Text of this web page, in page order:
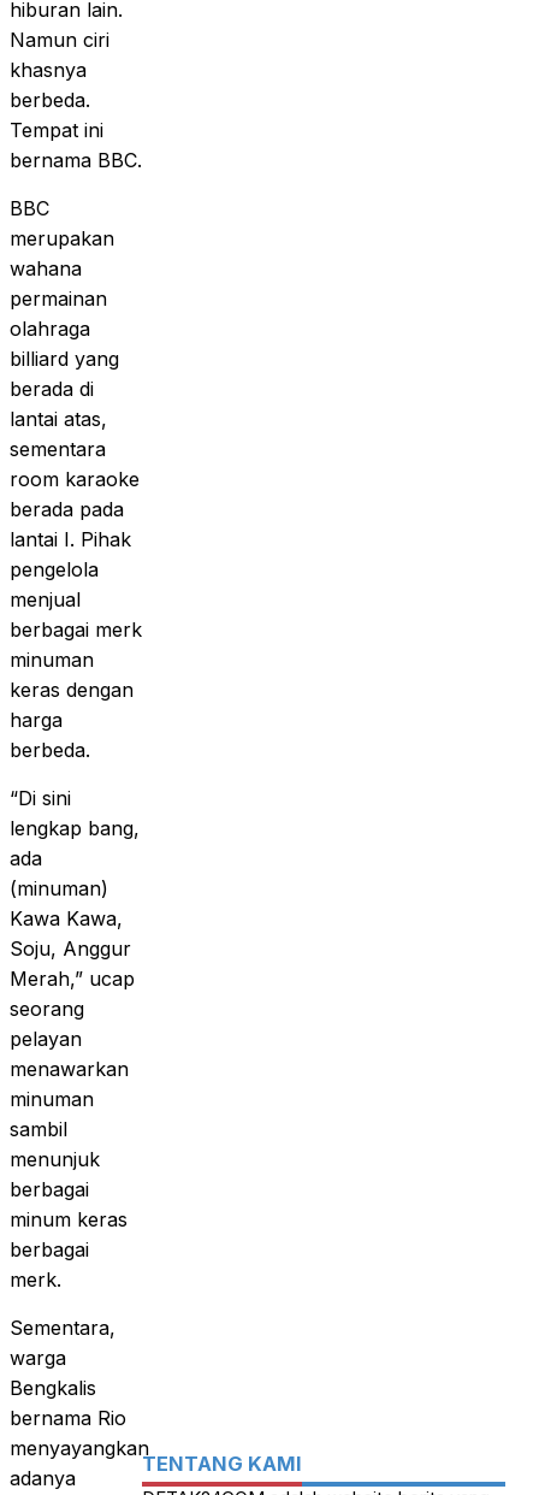
hiburan lain.
Namun ciri
khasnya
berbeda.
Tempat ini
bernama BBC.
BBC
merupakan
wahana
permainan
olahraga
billiard yang
berada di
lantai atas,
sementara
room karaoke
berada pada
lantai I. Pihak
pengelola
menjual
berbagai merk
minuman
keras dengan
harga
berbeda.
“Di sini
lengkap bang,
ada
(minuman)
Kawa Kawa,
Soju, Anggur
Merah,” ucap
seorang
pelayan
menawarkan
minuman
sambil
menunjuk
berbagai
minum keras
berbagai
merk.
Sementara,
warga
Bengkalis
bernama Rio
menyayangkan
adanya
TENTANG KAMI